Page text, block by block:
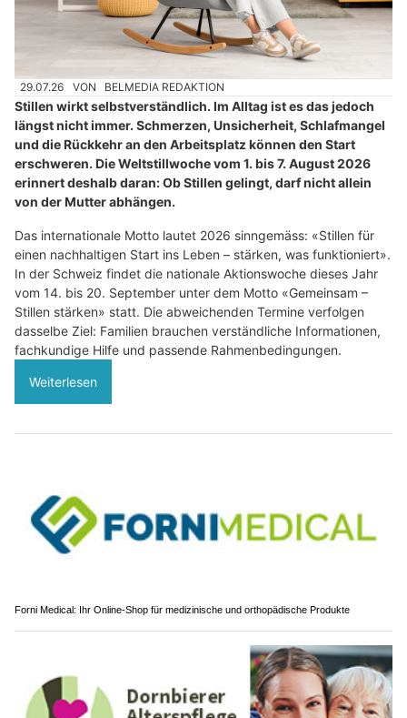
29.07.26 VON BELMEDIA REDAKTION
Stillen wirkt selbstverständlich. Im Alltag ist es das jedoch
längst nicht immer. Schmerzen, Unsicherheit, Schlafmangel
und die Rückkehr an den Arbeitsplatz können den Start
erschweren. Die Weltstillwoche vom 1. bis 7. August 2026
erinnert deshalb daran: Ob Stillen gelingt, darf nicht allein
von der Mutter abhängen.
Das internationale Motto lautet 2026 sinngemäss: «Stillen für
einen nachhaltigen Start ins Leben – stärken, was funktioniert».
In der Schweiz findet die nationale Aktionswoche dieses Jahr
vom 14. bis 20. September unter dem Motto «Gemeinsam –
Stillen stärken» statt. Die abweichenden Termine verfolgen
dasselbe Ziel: Familien brauchen verständliche Informationen,
fachkundige Hilfe und passende Rahmenbedingungen.
Weiterlesen
Forni Medical: Ihr Online-Shop für medizinische und orthopädische Produkte